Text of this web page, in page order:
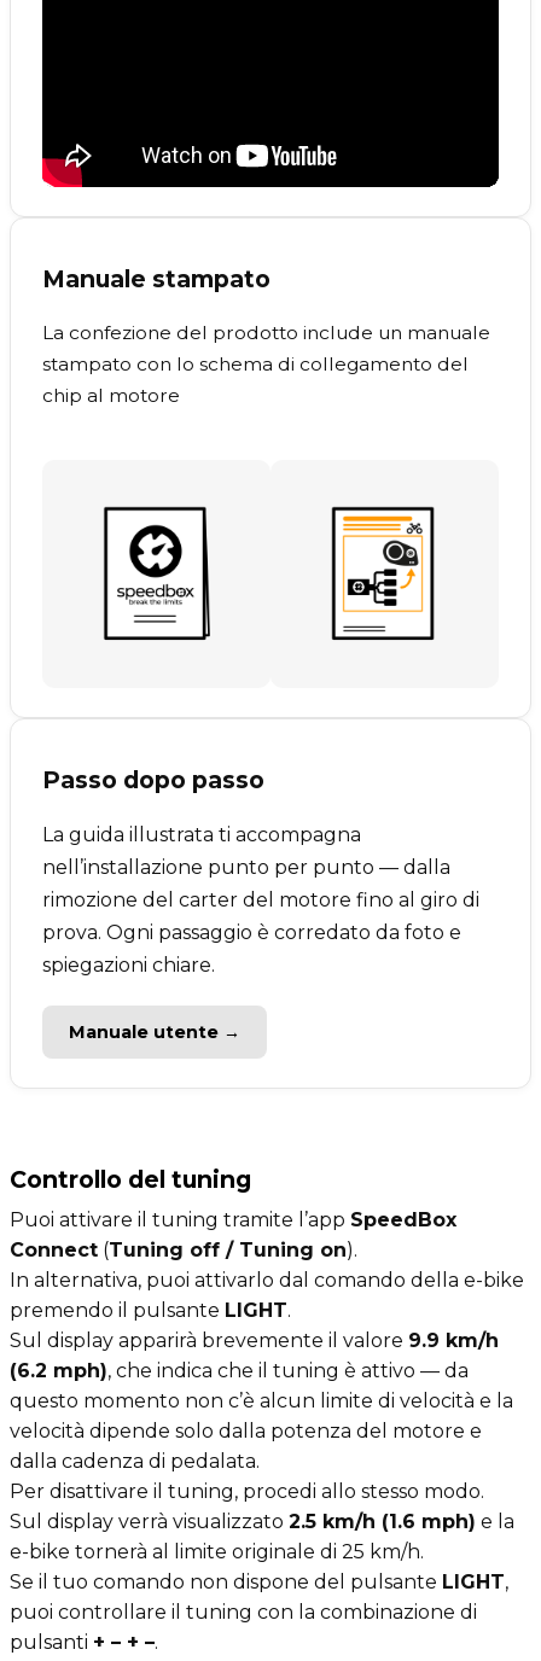
Manuale stampato
La confezione del prodotto include un manuale
stampato con lo schema di collegamento del
chip al motore
Passo dopo passo
La guida illustrata ti accompagna
nell’installazione punto per punto — dalla
rimozione del carter del motore fino al giro di
prova. Ogni passaggio è corredato da foto e
spiegazioni chiare.
Manuale utente →
Controllo del tuning
Puoi attivare il tuning tramite l’app SpeedBox
Connect (Tuning off / Tuning on).
In alternativa, puoi attivarlo dal comando della e-bike
premendo il pulsante LIGHT.
Sul display apparirà brevemente il valore 9.9 km/h
(6.2 mph), che indica che il tuning è attivo — da
questo momento non c’è alcun limite di velocità e la
velocità dipende solo dalla potenza del motore e
dalla cadenza di pedalata.
Per disattivare il tuning, procedi allo stesso modo.
Sul display verrà visualizzato 2.5 km/h (1.6 mph) e la
e-bike tornerà al limite originale di 25 km/h.
Se il tuo comando non dispone del pulsante LIGHT,
puoi controllare il tuning con la combinazione di
pulsanti + – + –.